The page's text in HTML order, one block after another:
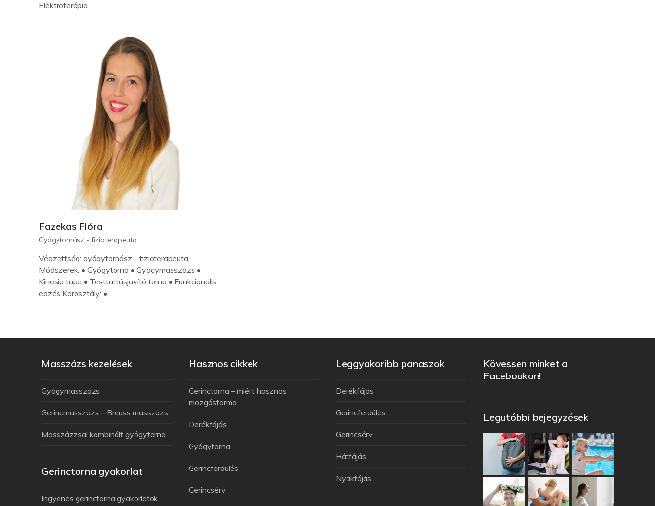
Elektroterápia…
Fazekas Flóra
Gyógytornász - fizioterapeuta
Végzettség: gyógytornász - fizioterapeuta
Módszerek: • Gyógytorna • Gyógymasszázs •
Kinesio tape • Testtartásjavító torna • Funkcionális
edzés Korosztály: •…
Masszázs kezelések
Gyógymasszázs
Gerincmasszázs – Breuss masszázs
Masszázzsal kombinált gyógytorna
Gerinctorna gyakorlat
Ingyenes gerinctorna gyakorlatok
Hasznos cikkek
Gerinctorna – miért hasznos
mozgásforma
Derékfájás
Gyógytorna
Gerincferdülés
Gerincsérv
Leggyakoribb panaszok
Derékfájás
Gerincferdülés
Gerincsérv
Hátfájás
Nyakfájás
Kövessen minket a
Facebookon!
Legutóbbi bejegyzések